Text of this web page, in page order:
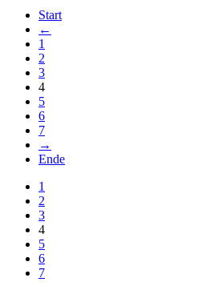
Start
←
1
2
3
4
5
6
7
→
Ende
1
2
3
4
5
6
7